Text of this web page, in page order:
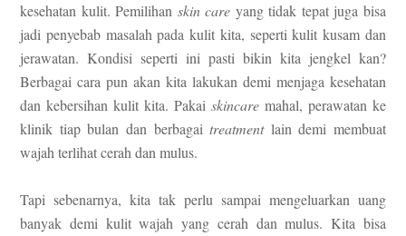
kesehatan kulit. Pemilihan skin care yang tidak tepat juga bisa
jadi penyebab masalah pada kulit kita, seperti kulit kusam dan
jerawatan. Kondisi seperti ini pasti bikin kita jengkel kan?
Berbagai cara pun akan kita lakukan demi menjaga kesehatan
dan kebersihan kulit kita. Pakai skincare mahal, perawatan ke
klinik tiap bulan dan berbagaitreatment lain demi membuat
wajah terlihat cerah dan mulus.
Tapi sebenarnya, kita tak perlu sampai mengeluarkan uang
banyak demi kulit wajah yang cerah dan mulus. Kita bisa